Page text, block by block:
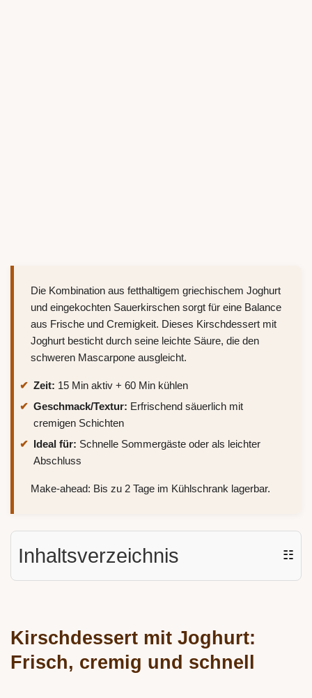
Die Kombination aus fetthaltigem griechischem Joghurt
und eingekochten Sauerkirschen sorgt für eine Balance
aus Frische und Cremigkeit. Dieses Kirschdessert mit
Joghurt besticht durch seine leichte Säure, die den
schweren Mascarpone ausgleicht.
Zeit: 15 Min aktiv + 60 Min kühlen
Geschmack/Textur: Erfrischend säuerlich mit
cremigen Schichten
Ideal für: Schnelle Sommergäste oder als leichter
Abschluss
Make-ahead: Bis zu 2 Tage im Kühlschrank lagerbar.
Inhaltsverzeichnis ☷
Kirschdessert mit Joghurt:
Frisch, cremig und schnell